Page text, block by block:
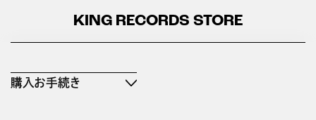
KING RECORDS STORE
購入お手続き